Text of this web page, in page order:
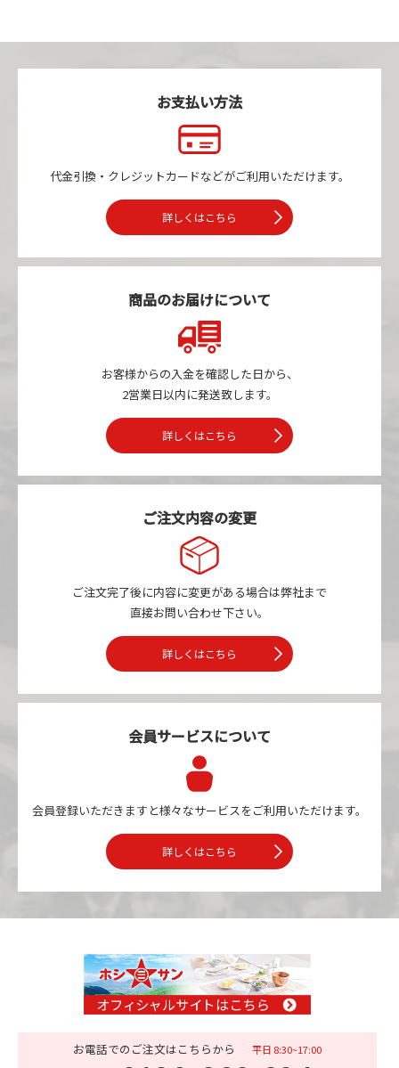
お支払い方法
代金引換・クレジットカードなどがご利用いただけます。
詳しくはこちら
商品のお届けについて
お客様からの入金を確認した日から、
2営業日以内に発送致します。
詳しくはこちら
ご注文内容の変更
ご注文完了後に内容に変更がある場合は弊社まで
直接お問い合わせ下さい。
詳しくはこちら
会員サービスについて
会員登録いただきますと様々なサービスをご利用いただけます。
詳しくはこちら
お電話でのご注文はこちらから 平日 8:30~17:00